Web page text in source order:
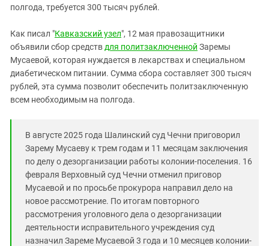
СКФО
Чечня
Южная Осетия
Южный Кавказ
ЮФО
полгода, требуется 300 тысяч рублей.
Как писал "Кавказский узел", 12 мая правозащитники
объявили сбор средств для политзаключенной Заремы
Мусаевой, которая нуждается в лекарствах и специальном
диабетическом питании. Сумма сбора составляет 300 тысяч
рублей, эта сумма позволит обеспечить политзаключенную
всем необходимым на полгода.
В августе 2025 года Шалинский суд Чечни приговорил
Зарему Мусаеву к трем годам и 11 месяцам заключения
по делу о дезорганизации работы колонии-поселения. 16
февраля Верховный суд Чечни отменил приговор
Мусаевой и по просьбе прокурора направил дело на
новое рассмотрение. По итогам повторного
рассмотрения уголовного дела о дезорганизации
деятельности исправительного учреждения суд
назначил Зареме Мусаевой 3 года и 10 месяцев колонии-